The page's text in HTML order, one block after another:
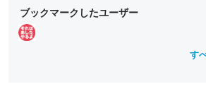
ll
o
w
ll
ブックマークしたユーザー
す